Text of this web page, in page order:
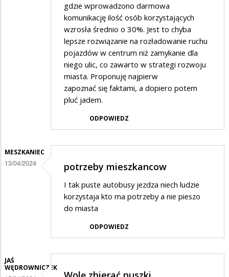
gdzie wprowadzono darmowa
komunikację ilość osób korzystających
wzrosła średnio o 30%. Jest to chyba
lepsze rozwiązanie na rozładowanie ruchu
pojazdów w centrum niż zamykanie dla
niego ulic, co zawarto w strategi rozwoju
miasta. Proponuję najpierw
zapoznać się faktami, a dopiero potem
pluć jadem.
ODPOWIEDZ
MESZKANIEC
13/04/2024 potrzeby mieszkancow
I tak puste autobusy jezdza niech ludzie
korzystaja kto ma potrzeby a nie pieszo
do miasta
ODPOWIEDZ
JAŚ
WĘDROWNICZEK